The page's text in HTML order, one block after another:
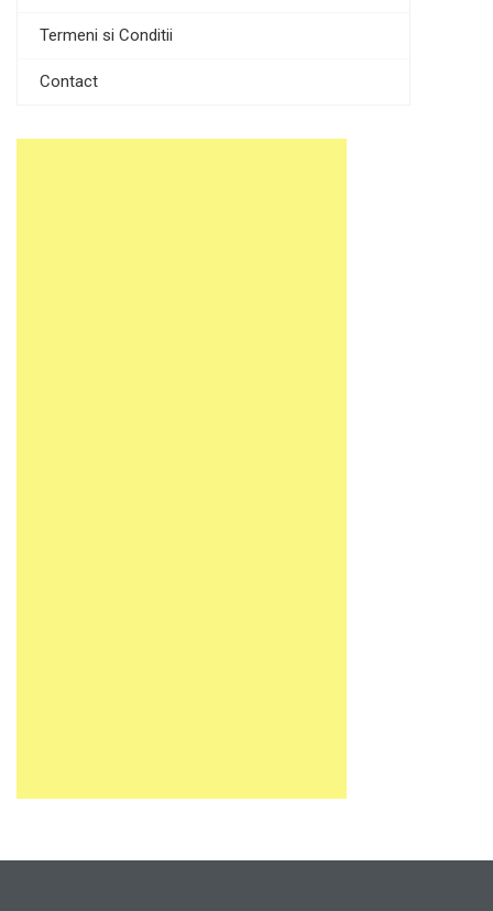
Termeni si Conditii
Contact